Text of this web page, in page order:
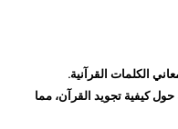
كيفية تجويد القرآن، مما